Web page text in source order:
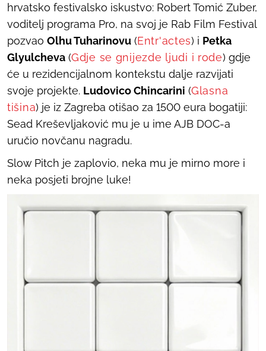
hrvatsko festivalsko iskustvo: Robert Tomić Zuber,
voditelj programa Pro, na svoj je Rab Film Festival
pozvao Olhu Tuharinovu (Entr'actes) i Petka
Glyulcheva (Gdje se gnijezde ljudi i rode) gdje
će u rezidencijalnom kontekstu dalje razvijati
svoje projekte. Ludovico Chincarini (Glasna
tišina) je iz Zagreba otišao za 1500 eura bogatiji:
Sead Kreševljaković mu je u ime AJB DOC-a
uručio novčanu nagradu.
Slow Pitch je zaplovio, neka mu je mirno more i
neka posjeti brojne luke!